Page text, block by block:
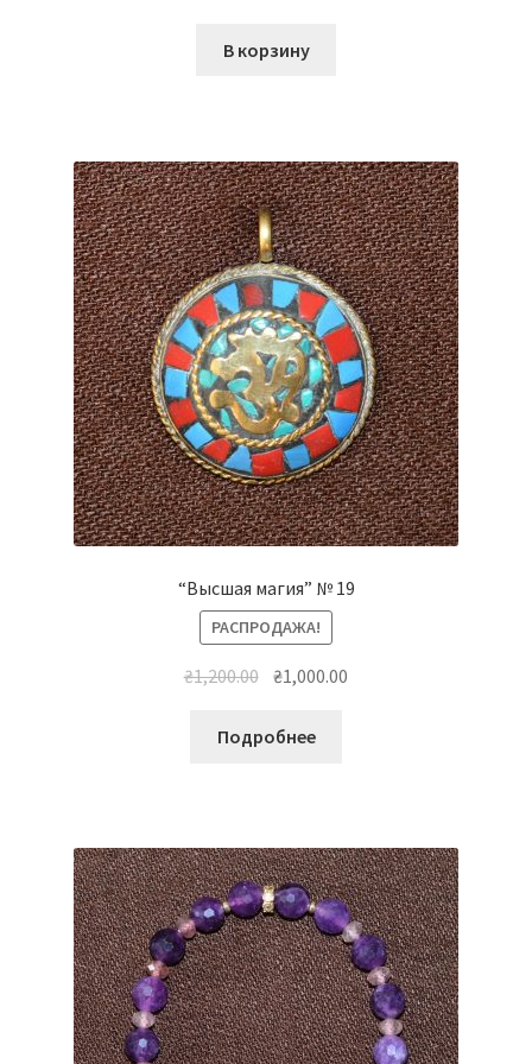
составляла
В корзину
“Высшая магия” № 19
РАСПРОДАЖА!
₴1,200.00 Первоначальная
составляла
₴1,000.00
Подробнее